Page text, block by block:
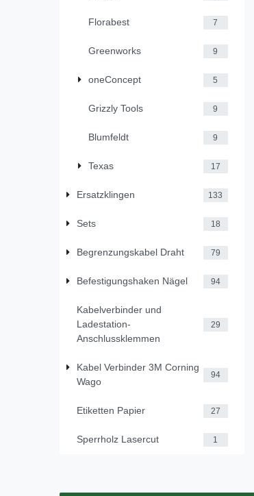
Florabest 7
Greenworks 9
oneConcept 5
Grizzly Tools 9
Blumfeldt 9
Texas 17
Ersatzklingen 133
Sets 18
Begrenzungskabel Draht 79
Befestigungshaken Nägel 94
Kabelverbinder und
Ladestation-
Anschlussklemmen
29
Kabel Verbinder 3M Corning
Wago
94
Etiketten Papier 27
Sperrholz Lasercut 1